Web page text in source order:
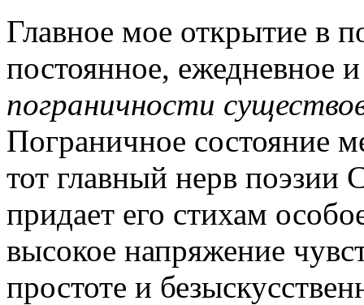
Главное мое открытие в
постоянное,
пограничности
Пограничное состояние
тот главный нерв
придает его стихам
высокое напряжение
простоте и